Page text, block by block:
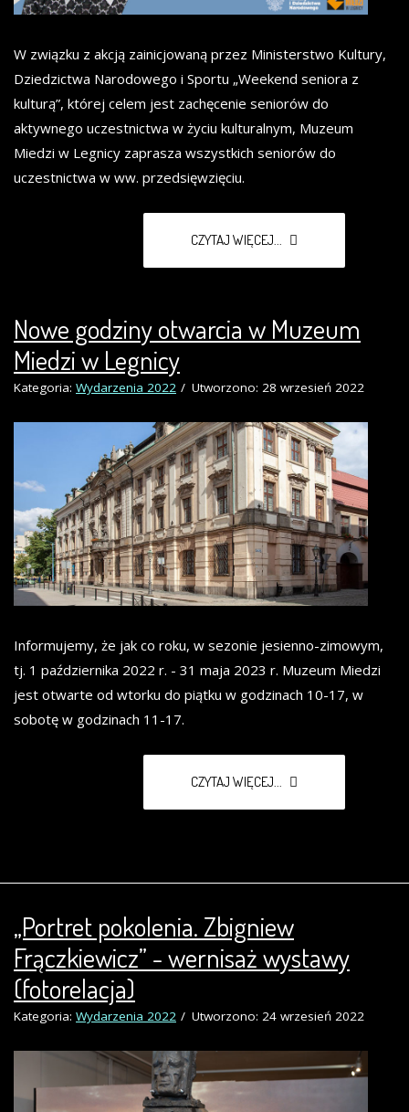
W związku z akcją zainicjowaną przez Ministerstwo Kultury,
Dziedzictwa Narodowego i Sportu „Weekend seniora z
kulturą”, której celem jest zachęcenie seniorów do
aktywnego uczestnictwa w życiu kulturalnym, Muzeum
Miedzi w Legnicy zaprasza wszystkich seniorów do
uczestnictwa w ww. przedsięwzięciu.
CZYTAJ WIĘCEJ...
Nowe godziny otwarcia w Muzeum
Miedzi w Legnicy
Kategoria: Wydarzenia 2022 Utworzono: 28 wrzesień 2022
Informujemy, że jak co roku, w sezonie jesienno-zimowym,
tj. 1 października 2022 r. - 31 maja 2023 r. Muzeum Miedzi
jest otwarte od wtorku do piątku w godzinach 10-17, w
sobotę w godzinach 11-17.
CZYTAJ WIĘCEJ...
„Portret pokolenia. Zbigniew
Frączkiewicz” - wernisaż wystawy
(fotorelacja)
Kategoria: Wydarzenia 2022 Utworzono: 24 wrzesień 2022